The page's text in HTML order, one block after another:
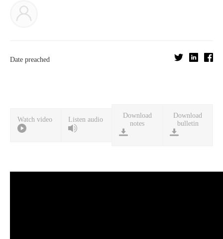
Date preached
Watch video Listen audio
Download
notes
Download
bulletin